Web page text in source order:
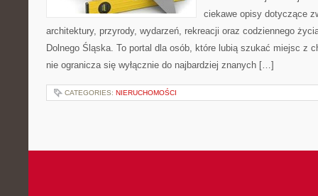
ciekawe opisy dotyczące
architektury, przyrody, wydarzeń, rekreacji oraz codziennego
Dolnego Śląska. To portal dla osób, które lubią szukać miejsc z
nie ogranicza się wyłącznie do najbardziej znanych […]
CATEGORIES: NIERUCHOMOŚCI